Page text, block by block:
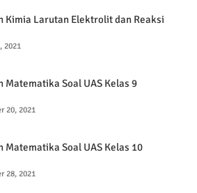
Kimia Larutan Elektrolit dan Reaksi
2021
Matematika Soal UAS Kelas 9
20, 2021
Matematika Soal UAS Kelas 10
28, 2021